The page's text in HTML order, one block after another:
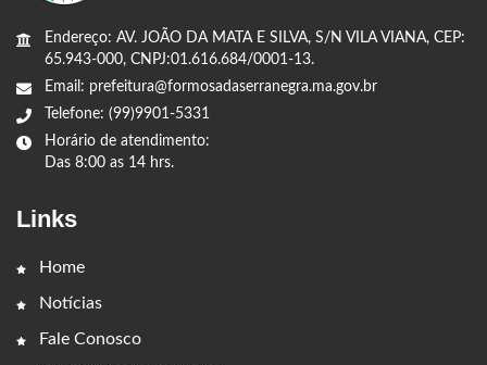
Endereço: AV. JOÃO DA MATA E SILVA, S/N VILA VIANA, CEP:
65.943-000, CNPJ:01.616.684/0001-13.
Email: prefeitura@formosadaserranegra.ma.gov.br
Telefone: (99)9901-5331
Horário de atendimento:
Das 8:00 as 14 hrs.
Links
Home
Notícias
Fale Conosco